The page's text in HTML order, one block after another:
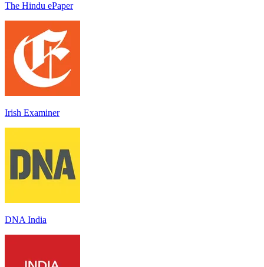
The Hindu ePaper
Irish Examiner
DNA India